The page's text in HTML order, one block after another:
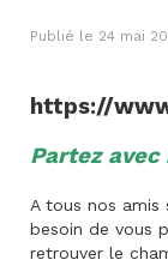
Publié le 24 mai
https://
Partez
A tous nos amis
besoin de vous
retrouver le